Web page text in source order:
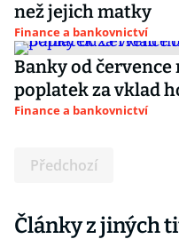
než jejich matky
Finance a bankovnictví
Banky od
poplatek za vklad
Finance a bankovnictví
Předchozí
Články z jiných